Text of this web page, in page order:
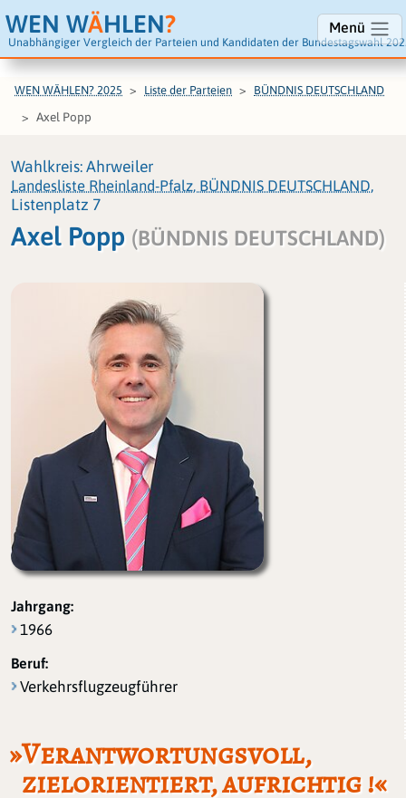
WEN WÄHLEN?
Unabhängiger Vergleich der Parteien und Kandidaten der Bundestagswahl
Menü
WEN WÄHLEN? 2025 Liste der Parteien BÜNDNIS DEUTSCHLAND
Axel Popp
Wahlkreis: Ahrweiler
Landesliste Rheinland-Pfalz, BÜNDNIS DEUTSCHLAND,
Listenplatz 7
Axel Popp (BÜNDNIS DEUTSCHLAND)
Jahrgang:
1966
Beruf:
Verkehrsflugzeugführer
»Verantwortungsvoll,
zielorientiert, aufrichtig !«